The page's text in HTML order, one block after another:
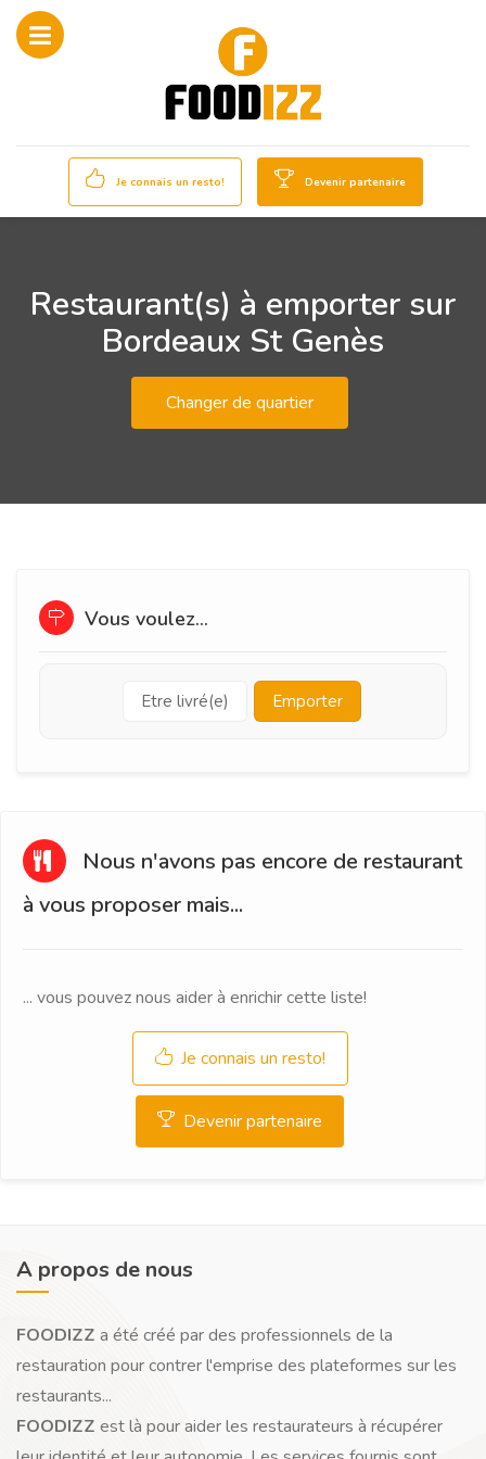
Je connais un resto! Devenir partenaire
Restaurant(s) à emporter sur
Bordeaux St Genès
Changer de quartier
Vous voulez...
Etre livré(e) Emporter
Nous n'avons pas encore de restaurant
à vous proposer mais...
... vous pouvez nous aider à enrichir cette liste!
Je connais un resto!
Devenir partenaire
A propos de nous
FOODIZZ a été créé par des professionnels de la
restauration pour contrer l'emprise des plateformes sur les
restaurants...
FOODIZZ est là pour aider les restaurateurs à récupérer